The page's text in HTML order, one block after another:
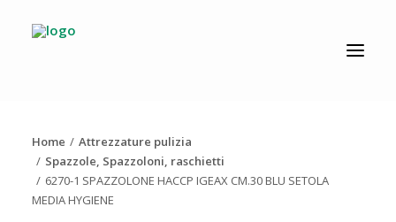
AZIENDA
NEWS
Home
Attrezzature pulizia
Spazzole, Spazzoloni, raschietti
6270-1 SPAZZOLONE HACCP IGEAX CM.30 BLU SETOLA
MEDIA HYGIENE